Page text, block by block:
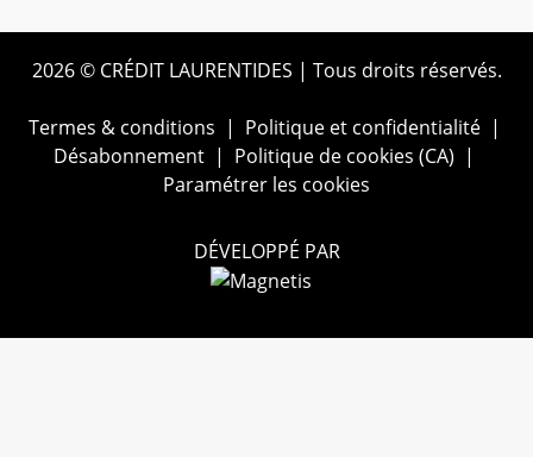
2026 © CRÉDIT LAURENTIDES | Tous droits réservés.
Termes & conditions | Politique et confidentialité|
Désabonnement | Politique de cookies (CA) |
Paramétrer les cookies
DÉVELOPPÉ PAR